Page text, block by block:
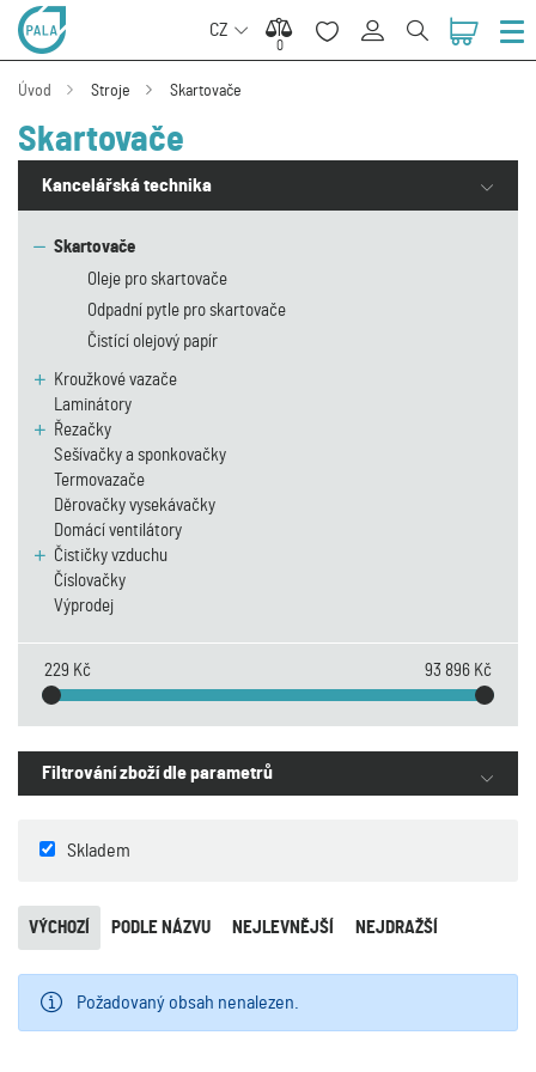
CZ
0
0
Úvod Stroje Skartovače
Skartovače
Kancelářská technika
Skartovače
Oleje pro skartovače
Odpadní pytle pro skartovače
Čistící olejový papír
Kroužkové vazače
Laminátory
Řezačky
Sešívačky a sponkovačky
Termovazače
Děrovačky vysekávačky
Domácí ventilátory
Čističky vzduchu
Číslovačky
Výprodej
229 Kč 93 896 Kč
Filtrování zboží dle parametrů
Skladem
NEJLEVNĚJŠÍ NEJDRAŽŠÍ
PODLE NÁZVU
VÝCHOZÍ
Požadovaný obsah nenalezen.